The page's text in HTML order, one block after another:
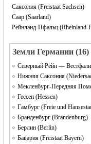
Саксония (Freistaat Sachsen)
Саар (Saarland)
Рейнланд-Пфальц (Rheinland-
Земли Германии (16)
Северный Рейн —
Нижняя Саксония
Мекленбург-Передняя
Гессен (Hessen)
Гамбург (Freie und
Бранденбург (Brandenburg)
Берлин (Berlin)
Бавария (Freistaat Bayern)